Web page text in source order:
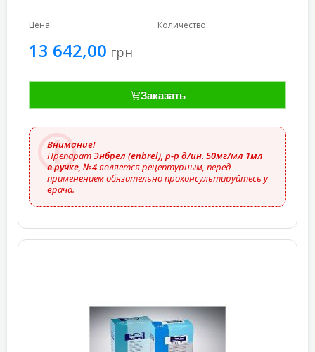
Цена:
13 642,00 грн
Количество:
Заказать
Внимание!
ПрепаратЭнбрел (enbrel), р-р д/ин. 50мг/мл 1мл
в ручке, №4является рецептурным, перед
применением обязательно проконсультируйтесь у
врача.